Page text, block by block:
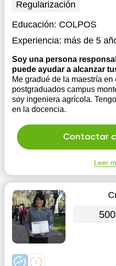
Regularización
Educación: COLPOS
Experiencia: más de 5
Soy una persona
puede ayudar a alcanzar
Me gradué de la maestría
postgraduados campus
soy ingeniera agrícola.
en la docencia.
Contactar
Leer